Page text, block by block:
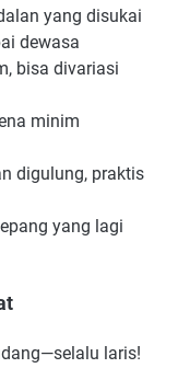
yang disukai
dewasa
bisa divariasi
minim
digulung, praktis
yang lagi
laris!